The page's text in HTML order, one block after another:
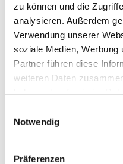
zu können und die
analysieren. Außerdem
Verwendung unserer
soziale Medien, Werbung
Partner führen diese
weiteren Daten
Notwendig
Präferenzen
Interessantes
Links und
Unser Ziel ist es,
haben wir an dieser